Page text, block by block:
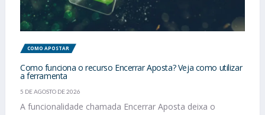
COMO APOSTAR
Como funciona o recurso Encerrar Aposta? Veja como utilizar
a ferramenta
5 DE AGOSTO DE 2026
A funcionalidade chamada Encerrar Aposta deixa o